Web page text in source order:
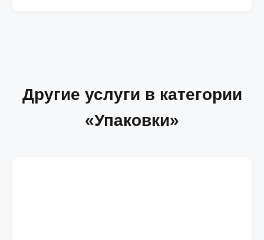
Другие услуги в категории
«Упаковки»